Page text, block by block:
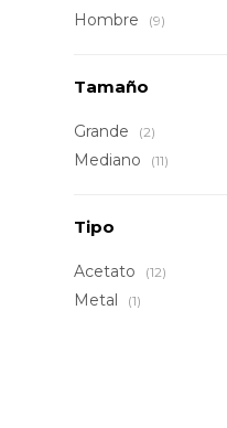
Hombre (9)
Tamaño
Grande (2)
Mediano (11)
Tipo
Acetato (12)
Metal (1)